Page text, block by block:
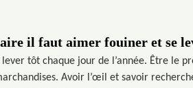
il faut aimer fouiner et se
tôt chaque jour de l’année. Être le
Avoir l’œil et savoir